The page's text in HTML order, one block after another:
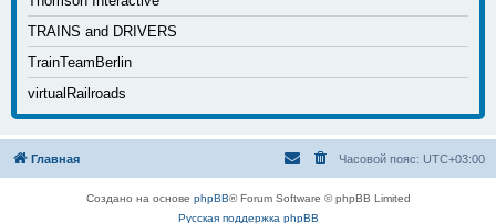
TRAINS and DRIVERS
TrainTeamBerlin
virtualRailroads
Главная Часовой пояс: UTC+03:00
Создано на основе phpBB® Forum Software © phpBB Limited
Русская поддержка phpBB